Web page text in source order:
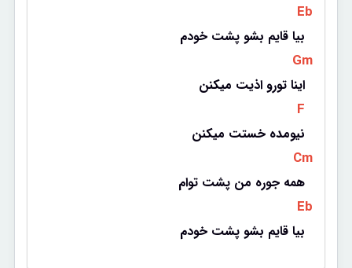
Eb
بیا قایم بشو پشت خودم
Gm
اینا تورو اذیت میکنن
F
نیومده خستت میکنن
Cm
همه جوره من پشت توام
Eb
بیا قایم بشو پشت خودم